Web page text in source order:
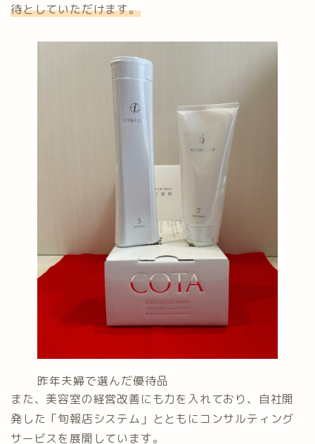
待としていただけます。
昨年夫婦で選んだ優待品
また、美容室の経営改善にも力を入れており、自社開
発した「旬報店システム」とともにコンサルティング
サービスを展開しています。